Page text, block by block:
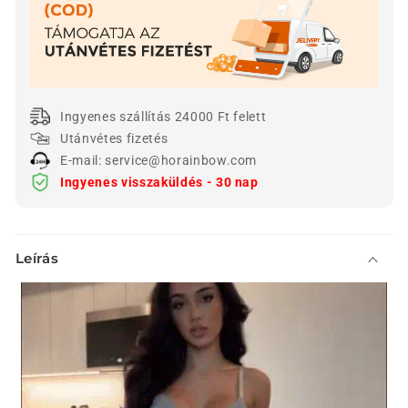
csökkentése
Ingyenes szállítás 24000 Ft felett
Utánvétes fizetés
E-mail: service@horainbow.com
Ingyenes visszaküldés - 30 nap
s
s
s
Leírás